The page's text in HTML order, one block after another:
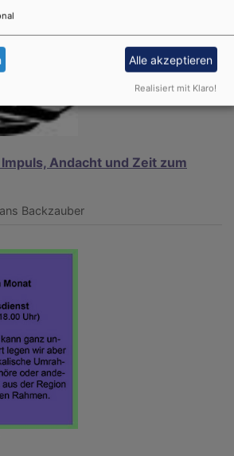
Andacht und Zeit zum
Backzauber
Alle akzeptieren
Realisiert mit Klaro!